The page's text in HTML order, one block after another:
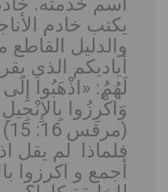
يكتب خادم
والدليل
أياديكم الذي
لَهُمُ: «اذْهَبُوا
وَاكْرِزُوا
(مرقس 16: 15)
فلماذا لم يقل
أجمع و اكرزوا